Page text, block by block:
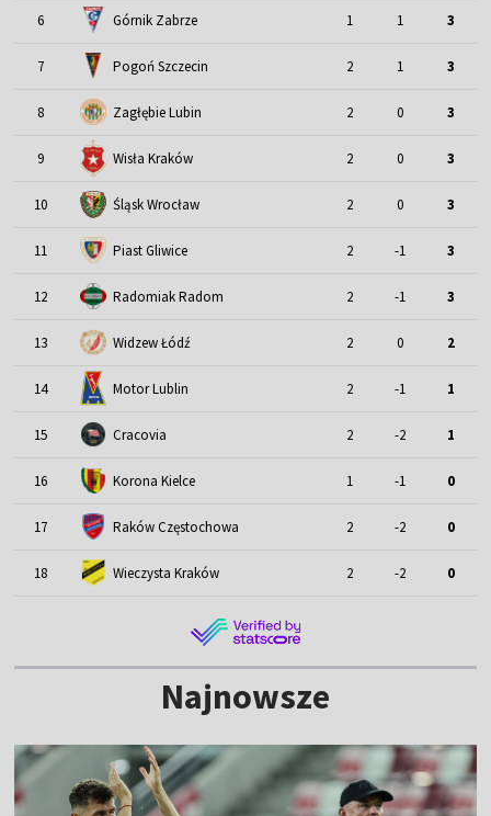
6 Górnik Zabrze 1 1 3
7 Pogoń Szczecin 2 1 3
8 Zagłębie Lubin 2 0 3
9 Wisła Kraków 2 0 3
10 Śląsk Wrocław 2 0 3
11 Piast Gliwice 2 -1 3
12 Radomiak Radom 2 -1 3
13 Widzew Łódź 2 0 2
14 Motor Lublin 2 -1 1
15 Cracovia 2 -2 1
16 Korona Kielce 1 -1 0
17 Raków Częstochowa 2 -2 0
18 Wieczysta Kraków 2 -2 0
Najnowsze